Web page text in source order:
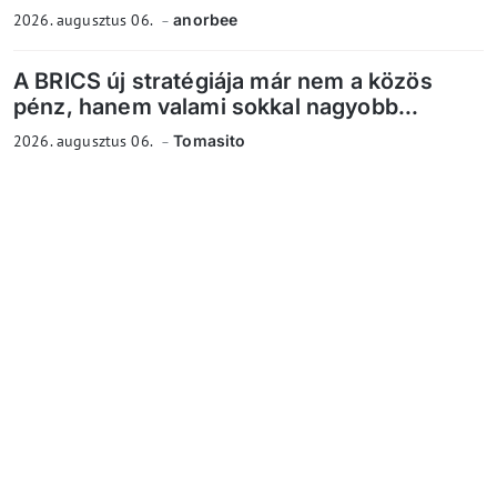
2026. augusztus 06. anorbee
A BRICS új stratégiája már nem a közös
pénz, hanem valami sokkal nagyobb...
2026. augusztus 06. Tomasito